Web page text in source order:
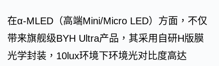
在α-MLED（高端Mini/Micro LED）方面，不仅
带来旗舰级BYH Ultra产品，其采用自研H版膜
光学封装，10lux环境下环境光对比度高达